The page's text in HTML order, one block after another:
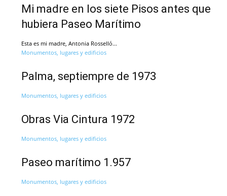
Mi madre en los siete Pisos antes que
hubiera Paseo Marítimo
Esta es mi madre, Antonia Rosselló...
Monumentos, lugares y edificios
Palma, septiempre de 1973
Monumentos, lugares y edificios
Obras Via Cintura 1972
Monumentos, lugares y edificios
Paseo marítimo 1.957
Monumentos, lugares y edificios